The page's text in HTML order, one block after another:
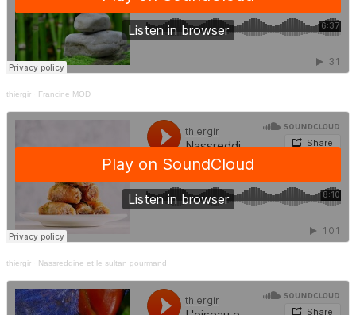
thiergir · Francine MOD
thiergir · Nassreddine et le sultan gourmand